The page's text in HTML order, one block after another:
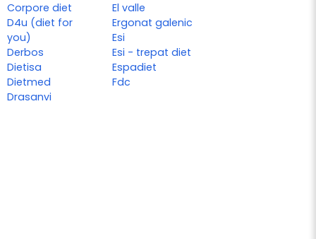
Corpore diet
D4u (diet for
you)
Derbos
Dietisa
Dietmed
Drasanvi
El valle
Ergonat galenic
Esi
Esi - trepat diet
Espadiet
Fdc